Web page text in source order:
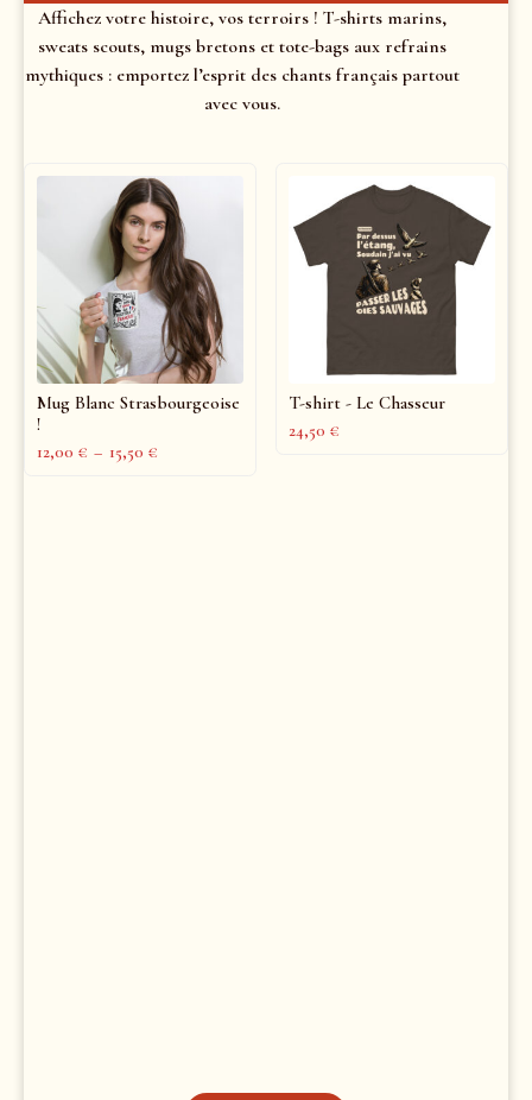
Affichez votre histoire, vos terroirs ! T-shirts marins,
sweats scouts, mugs bretons et tote-bags aux refrains
mythiques : emportez l’esprit des chants français partout
avec vous.
Mug Blanc Strasbourgeoise
!
12,00 € – 15,50 €
T-shirt - Le Chasseur
24,50 €